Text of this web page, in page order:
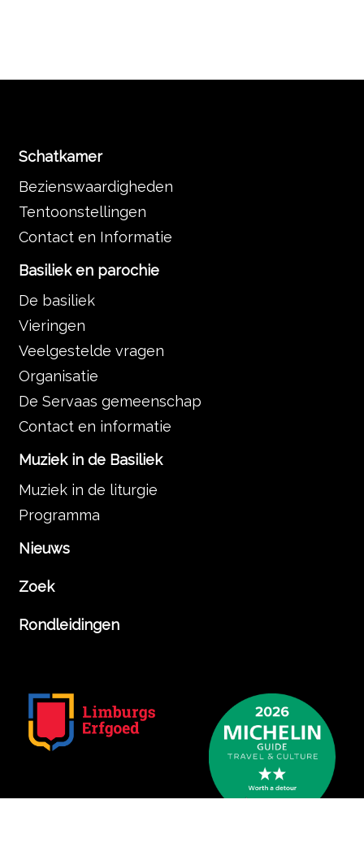
Schatkamer
Bezienswaardigheden
Tentoonstellingen
Contact en Informatie
Basiliek en parochie
De basiliek
Vieringen
Veelgestelde vragen
Organisatie
De Servaas gemeenschap
Contact en informatie
Muziek in de Basiliek
Muziek in de liturgie
Programma
Nieuws
Zoek
Rondleidingen